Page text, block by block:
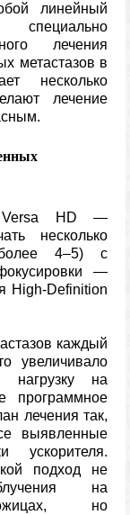
линейный
специально
лечения
метастазов в
несколько
лечение
Versa HD —
несколько
более 4–5) с
—
High-Definition
каждый
увеличивало
нагрузку на
программное
лечения так,
выявленные
подход не
на
но